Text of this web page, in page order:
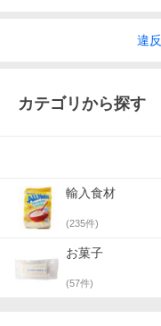
違反
カテゴリから探す
輸入食材
(235件)
お菓子
(57件)